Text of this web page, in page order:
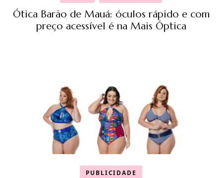
Ótica Barão de Mauá: óculos rápido e com
preço acessível é na Mais Óptica
PUBLICIDADE